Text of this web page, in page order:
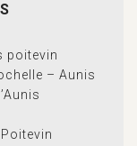
poitevin
– Aunis